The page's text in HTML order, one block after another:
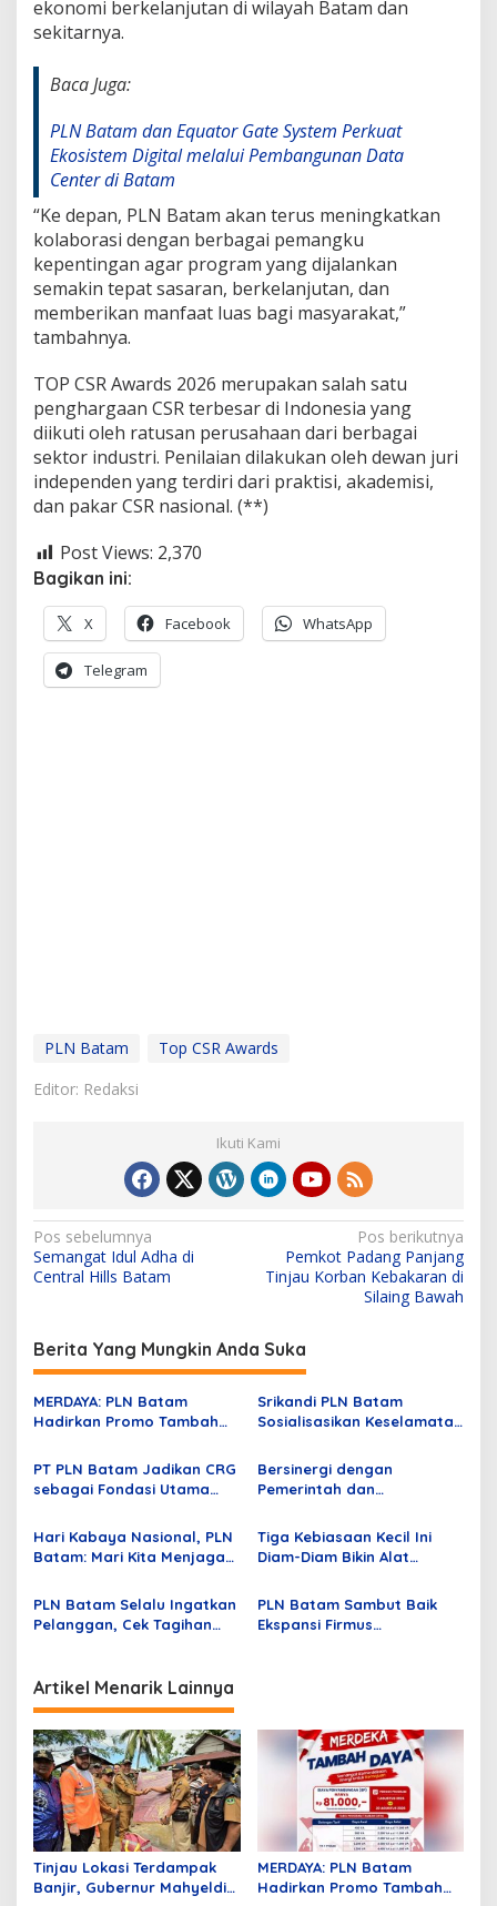
ekonomi berkelanjutan di wilayah Batam dan
sekitarnya.
Baca Juga:
PLN Batam dan Equator Gate System Perkuat
Ekosistem Digital melalui Pembangunan Data
Center di Batam
“Ke depan, PLN Batam akan terus meningkatkan
kolaborasi dengan berbagai pemangku
kepentingan agar program yang dijalankan
semakin tepat sasaran, berkelanjutan, dan
memberikan manfaat luas bagi masyarakat,”
tambahnya.
TOP CSR Awards 2026 merupakan salah satu
penghargaan CSR terbesar di Indonesia yang
diikuti oleh ratusan perusahaan dari berbagai
sektor industri. Penilaian dilakukan oleh dewan juri
independen yang terdiri dari praktisi, akademisi,
dan pakar CSR nasional. (**)
Post Views: 2,370
Bagikan ini:
X Facebook WhatsApp
Telegram
PLN Batam
Top CSR Awards
Editor: Redaksi
Ikuti Kami
N
a
i
g
a
s
i
p
s
Pos sebelumnya
Semangat Idul Adha di
Central Hills Batam
Pos berikutnya
Pemkot Padang Panjang
Tinjau Korban Kebakaran di
Silaing Bawah
Berita Yang Mungkin Anda Suka
MERDAYA: PLN Batam
Hadirkan Promo Tambah
Srikandi PLN Batam
Sosialisasikan Keselamatan
PT PLN Batam Jadikan CRG
sebagai Fondasi Utama
dan Pembangunan
Infrastruktur Kelistrikan
Bersinergi dengan
Pemerintah dan
Dukung KEK Tanjung Sauh
sebagai Hub Energi Baru
Hari Kabaya Nasional, PLN
Batam: Mari Kita Menjaga
Budaya
Tiga Kebiasaan Kecil Ini
Diam-Diam Bikin Alat
PLN Batam Berikan Tips
Mengatasinya
PLN Batam Selalu Ingatkan
Pelanggan, Cek Tagihan
PLN Batam Sambut Baik
Ekspansi Firmus
Artikel Menarik Lainnya
Tinjau Lokasi Terdampak
Banjir, Gubernur Mahyeldi
MERDAYA: PLN Batam
Hadirkan Promo Tambah